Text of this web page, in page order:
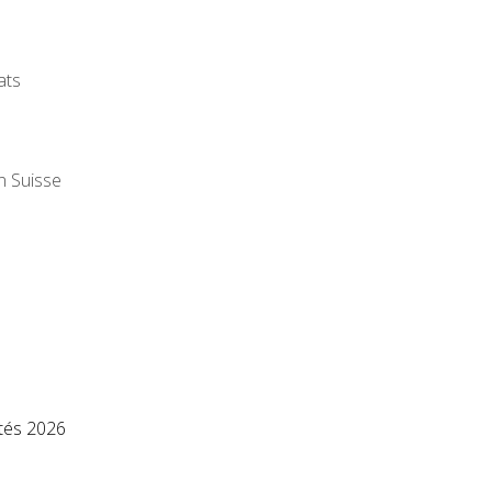
Suisse
2026